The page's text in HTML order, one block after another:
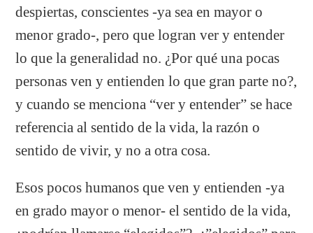
despiertas, conscientes -ya sea en mayor o
menor grado-, pero que logran ver y entender
lo que la generalidad no. ¿Por qué una pocas
personas ven y entienden lo que gran parte no?,
y cuando se menciona “ver y entender” se hace
referencia al sentido de la vida, la razón o
sentido de vivir, y no a otra cosa.
Esos pocos humanos que ven y entienden -ya
en grado mayor o menor- el sentido de la vida,